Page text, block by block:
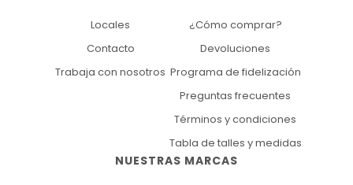
NUESTRAS MARCAS
¿Cómo comprar?
Devoluciones
Programa de fidelización
Preguntas frecuentes
Términos y condiciones
Tabla de talles y medidas
Locales
Contacto
Trabaja con nosotros